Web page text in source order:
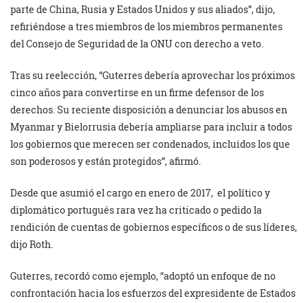
parte de China, Rusia y Estados Unidos y sus aliados”, dijo,
refiriéndose a tres miembros de los miembros permanentes
del Consejo de Seguridad de la ONU con derecho a veto.
Tras su reelección, “Guterres debería aprovechar los próximos
cinco años para convertirse en un firme defensor de los
derechos. Su reciente disposición a denunciar los abusos en
Myanmar y Bielorrusia debería ampliarse para incluir a todos
los gobiernos que merecen ser condenados, incluidos los que
son poderosos y están protegidos”, afirmó.
Desde que asumió el cargo en enero de 2017, el político y
diplomático portugués rara vez ha criticado o pedido la
rendición de cuentas de gobiernos específicos o de sus líderes,
dijo Roth.
Guterres, recordó como ejemplo, “adoptó un enfoque de no
confrontación hacia los esfuerzos del expresidente de Estados